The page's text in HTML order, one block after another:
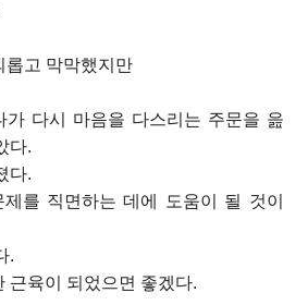
롭고 막막했지만
가 다시 마음을 다스리는 주문을 읊
다.
다.
를 직면하는 데에 도움이 될 것이
다.
근육이 되었으면 좋겠다.